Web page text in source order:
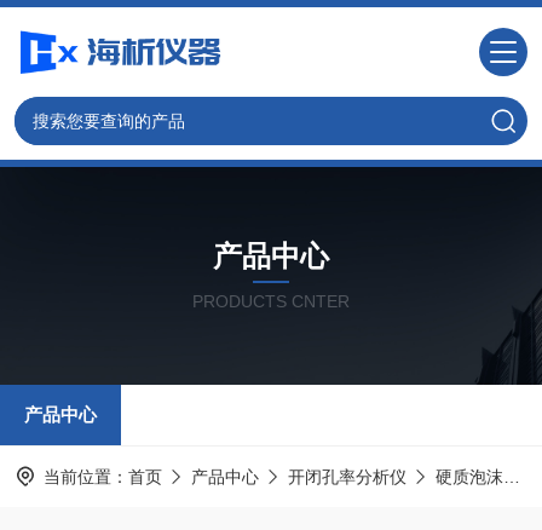
产品中心
PRODUCTS CNTER
产品中心
当前位置： 首页 产品中心 开闭孔率分析仪 硬质泡沫开闭孔率